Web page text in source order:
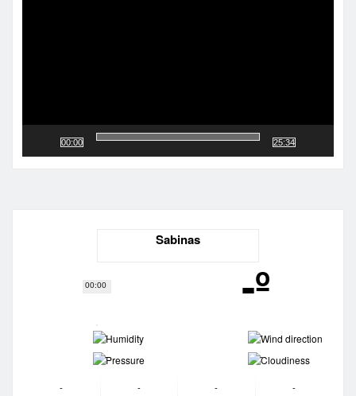
00:00
00:00
25:34
Sabinas
-º
-
-
-
-
-
-
-
-